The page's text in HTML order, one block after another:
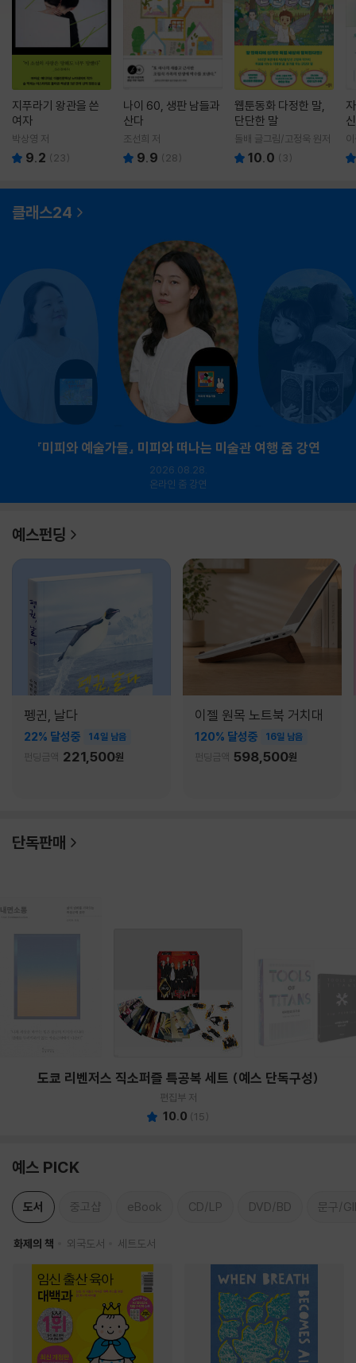
지푸라기 왕관을 쓴
여자
박상영 저
9.2 ( 23)
나이 60, 생판 남들과
산다
조선희 저
9.9 ( 28)
웹툰동화 다정한 말,
단단한 말
돌배 글그림/고정욱 원저
10.0 ( 3)
클래스24
『미피와 예술가들』 미피와 떠나는 미술관 여행 줌 강연
2026.08.28.
온라인 줌 강연
예스펀딩
펭귄, 날다
22% 달성중 14일 남음
펀딩금액 221,500원
이젤 원목 노트북 거치대
120% 달성중 16일 남음
펀딩금액 598,500원
단독판매
도쿄 리벤저스 직소퍼즐 특공복 세트 (예스 단독구성)
편집부 저
10.0 (15)
예스 PICK
도서 중고샵 eBook CD/LP DVD/BD 문구/
화제의 책 외국도서 세트도서